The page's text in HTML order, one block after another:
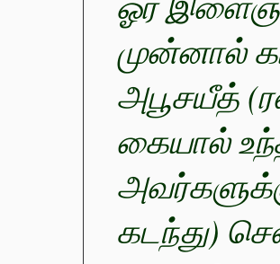
முன்னால்
அபூசயீத்
கையால்
கடந்து)